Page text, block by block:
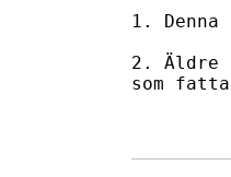
1.
2. Äldre
som